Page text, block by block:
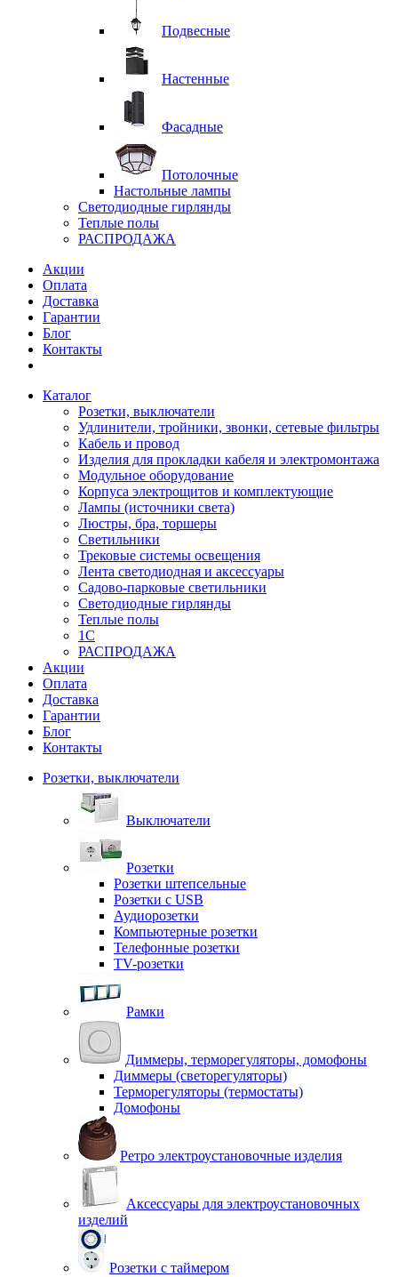
Подвесные
Настенные
Фасадные
Потолочные
Настольные лампы
Светодиодные гирлянды
Теплые полы
РАСПРОДАЖА
Акции
Оплата
Доставка
Гарантии
Блог
Контакты
Каталог
Розетки, выключатели
Удлинители, тройники, звонки, сетевые фильтры
Кабель и провод
Изделия для прокладки кабеля и электромонтажа
Модульное оборудование
Корпуса электрощитов и комплектующие
Лампы (источники света)
Люстры, бра, торшеры
Светильники
Трековые системы освещения
Лента светодиодная и аксессуары
Садово-парковые светильники
Светодиодные гирлянды
Теплые полы
1С
РАСПРОДАЖА
Акции
Оплата
Доставка
Гарантии
Блог
Контакты
Розетки, выключатели
Выключатели
Розетки
Розетки штепсельные
Розетки с USB
Аудиорозетки
Компьютерные розетки
Телефонные розетки
TV-розетки
Рамки
Диммеры, терморегуляторы, домофоны
Диммеры (светорегуляторы)
Терморегуляторы (термостаты)
Домофоны
Ретро электроустановочные изделия
Аксессуары для электроустановочных
изделий
Розетки с таймером